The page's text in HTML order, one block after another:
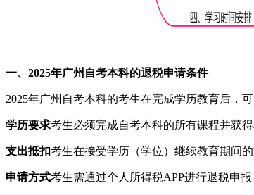
一、2025年广州自考本科的退税申请条件
2025年广州自考本科的考生在完成学历教育后，
学历要求考生必须完成自考本科的所有课程并获得
支出抵扣考生在接受学历（学位）继续教育期间
申请方式考生需通过个人所得税APP进行退税申